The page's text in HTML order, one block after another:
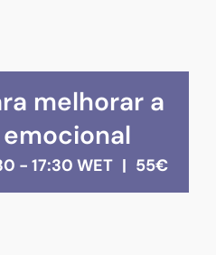
melhorar a
- 17:30 WET | 55€